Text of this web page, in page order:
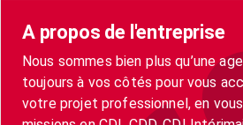
A propos de l'entreprise
Nous sommes bien plus qu’une
toujours à vos côtés pour vous
votre projet professionnel, en